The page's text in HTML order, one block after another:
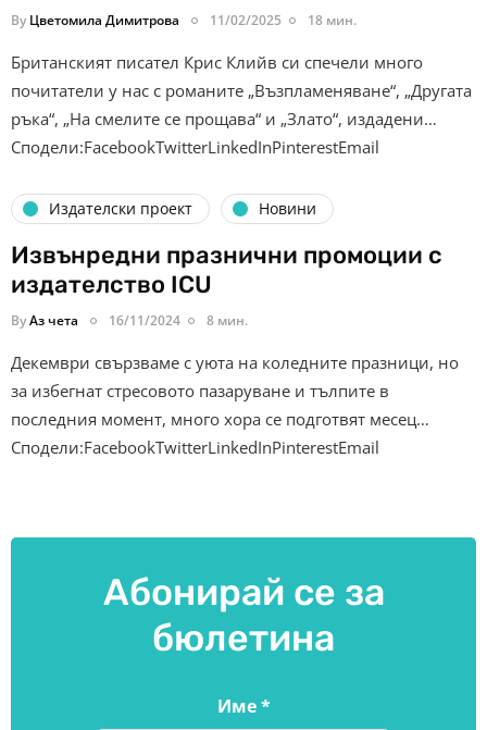
By Цветомила Димитрова 11/02/2025 18 мин.
Британският писател Крис Клийв си спечели много
почитатели у нас с романите „Възпламеняване“, „Другата
ръка“, „На смелите се прощава“ и „Злато“, издадени…
Сподели:FacebookTwitterLinkedInPinterestEmail
Издателски проект Новини
Извънредни празнични промоции с
издателство ICU
ByАз чета 16/11/2024 8 мин.
Декември свързваме с уюта на коледните празници, но
за избегнат стресовото пазаруване и тълпите в
последния момент, много хора се подготвят месец…
Сподели:FacebookTwitterLinkedInPinterestEmail
Абонирай се за
бюлетина
Име*